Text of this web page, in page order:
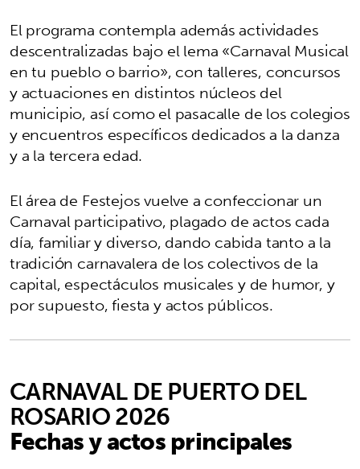
El programa contempla además actividades
descentralizadas bajo el lema «Carnaval Musical
en tu pueblo o barrio», con talleres, concursos
y actuaciones en distintos núcleos del
municipio, así como el pasacalle de los colegios
y encuentros específicos dedicados a la danza
y a la tercera edad.
El área de Festejos vuelve a confeccionar un
Carnaval participativo, plagado de actos cada
día, familiar y diverso, dando cabida tanto a la
tradición carnavalera de los colectivos de la
capital, espectáculos musicales y de humor, y
por supuesto, fiesta y actos públicos.
CARNAVAL DE PUERTO DEL
ROSARIO 2026
Fechas y actos principales